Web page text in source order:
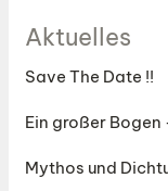
Aktuelles
Save The Date !!
Ein großer
Mythos und